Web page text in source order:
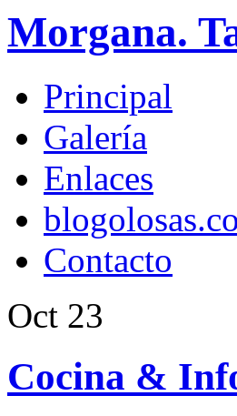
Morgana.
Principal
Galería
Enlaces
Contacto
Oct 23
Cocina &